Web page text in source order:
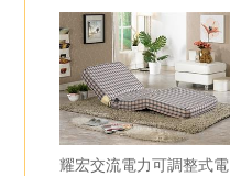
耀宏交流電力可調整式電